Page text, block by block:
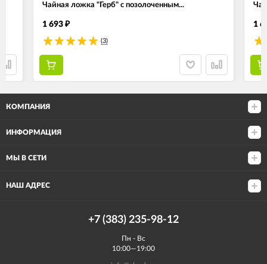
Чайная ложка "Герб" с позолоченным...
1 693 ₽
(3)
1
КОМПАНИЯ
ИНФОРМАЦИЯ
МЫ В СЕТИ
НАШ АДРЕС
+7 (383) 235-98-12
Пн - Вс
10:00—19:00